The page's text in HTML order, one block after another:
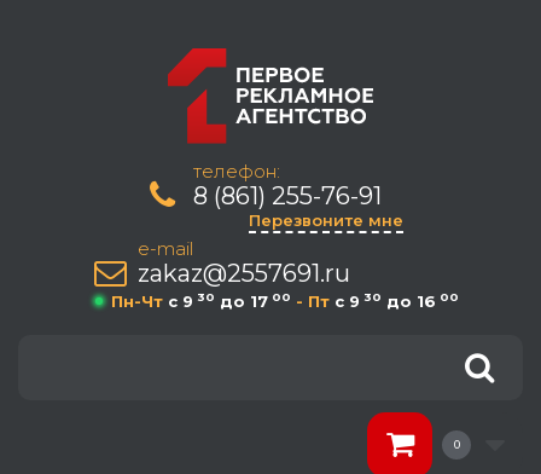
телефон:
8 (861) 255-76-91
Перезвоните мне
e-mail
zakaz@2557691.ru
Пн-Чт c 9 30 до 17 00 - Пт c 9 30 до 16 00
0